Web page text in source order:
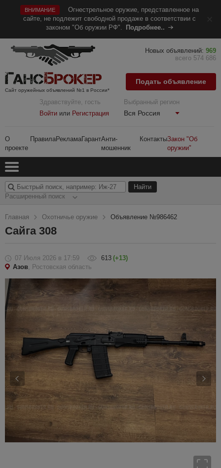
ВНИМАНИЕ
Огнестрельное оружие, представленное на
сайте, не подлежит свободной продаже в соответствии с
законом "Об оружии РФ".
Подробнее..
Сайт оружейных объявлений №1 в России*
Здравствуйте, гость
Войти или Регистрация
Выбранный регион
Вся Россия
О
проекте
ПравилаРекламаГарантАнти-
мошенник
КонтактыЗакон "Об
оружии"
Новых объявлений: 969
всего 574 686
Подать объявление
Расширенный поиск
Главная Охотничье оружие Объявление №986462
Сайга 308
07 Июля 2026 в 17:59 613 (+13)
Азов, Ростовская область